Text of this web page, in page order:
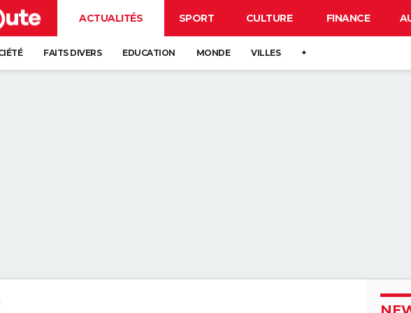
ACTUALITÉS SPORT CULTURE FINANCE
FAITS DIVERS EDUCATION MONDE VILLES +